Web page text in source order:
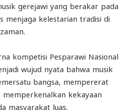
gerejawi yang berakar pada
menjaga kelestarian tradisi di
kompetisi Pesparawi Nasional
wujud nyata bahwa musik
bangsa, mempererat
memperkenalkan kekayaan
masyarakat luas.